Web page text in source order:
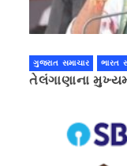
ગુજરાત સમાચાર ભારત
તેલંગાણાના